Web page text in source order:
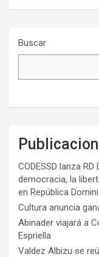
Buscar
CODESSD lanza
democracia, la
en República
Cultura anuncia
Abinader viajará a
Espriella
Valdez Albizu se